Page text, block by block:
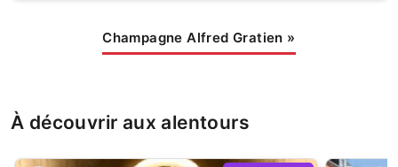
Champagne Alfred Gratien »
À découvrir aux alentours